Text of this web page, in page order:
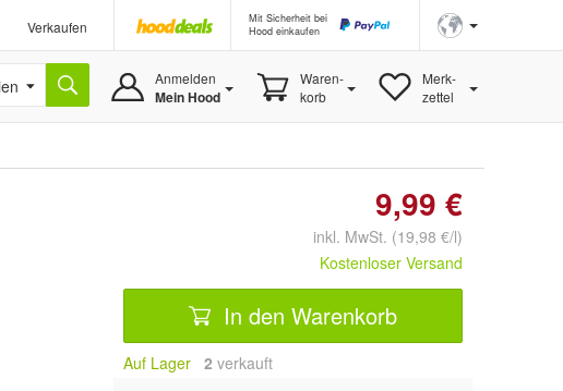
Verkaufen
Mit Sicherheit bei
Hood einkaufen
Anmelden
Mein Hood
Waren-
korb
Merk-
zettel
9,99 €
inkl. MwSt. (19,98 €/l)
Kostenloser Versand
In den Warenkorb
Auf Lager 2 verkauft